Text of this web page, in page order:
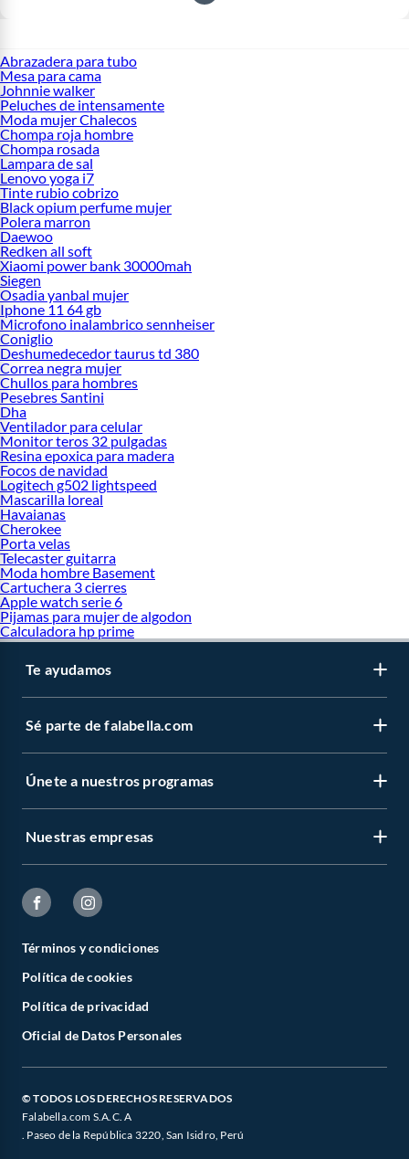
Abrazadera para tubo
Mesa para cama
Johnnie walker
Peluches de intensamente
Moda mujer Chalecos
Chompa roja hombre
Chompa rosada
Lampara de sal
Lenovo yoga i7
Tinte rubio cobrizo
Black opium perfume mujer
Polera marron
Daewoo
Redken all soft
Xiaomi power bank 30000mah
Siegen
Osadia yanbal mujer
Iphone 11 64 gb
Microfono inalambrico sennheiser
Coniglio
Deshumedecedor taurus td 380
Correa negra mujer
Chullos para hombres
Pesebres Santini
Dha
Ventilador para celular
Monitor teros 32 pulgadas
Resina epoxica para madera
Focos de navidad
Logitech g502 lightspeed
Mascarilla loreal
Havaianas
Cherokee
Porta velas
Telecaster guitarra
Moda hombre Basement
Cartuchera 3 cierres
Apple watch serie 6
Pijamas para mujer de algodon
Calculadora hp prime
Te ayudamos
Sé parte de falabella.com
Únete a nuestros programas
Nuestras empresas
Términos y condiciones
Política de cookies
Política de privacidad
Oficial de Datos Personales
© TODOS LOS DERECHOS RESERVADOS
Falabella.com S.A.C. A
. Paseo de la República 3220, San Isidro, Perú